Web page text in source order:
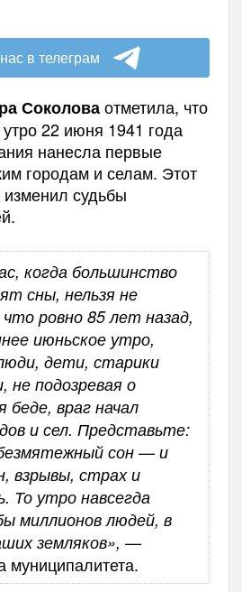
в телеграм
Соколоваотметила, что
22 июня 1941 года
нанесла первые
городам и селам. Этот
судьбы
когда большинство
сны, нельзя не
ровно 85 лет назад,
июньское утро,
дети, старики
не подозревая о
беде, враг начал
и сел. Представьте:
сон — и
взрывы, страх и
То утро навсегда
миллионов людей, в
земляков», —
муниципалитета.